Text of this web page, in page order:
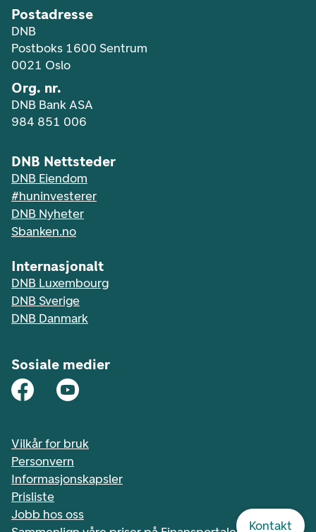
Kontakt
Postadresse
DNB
Postboks 1600 Sentrum
0021 Oslo
Org. nr.
DNB Bank ASA
984 851 006
DNB Nettsteder
DNB Eiendom
#huninvesterer
DNB Nyheter
Sbanken.no
Internasjonalt
DNB Luxembourg
DNB Sverige
DNB Danmark
Sosiale medier
Vilkår for bruk
Personvern
Informasjonskapsler
Prisliste
Jobb hos oss